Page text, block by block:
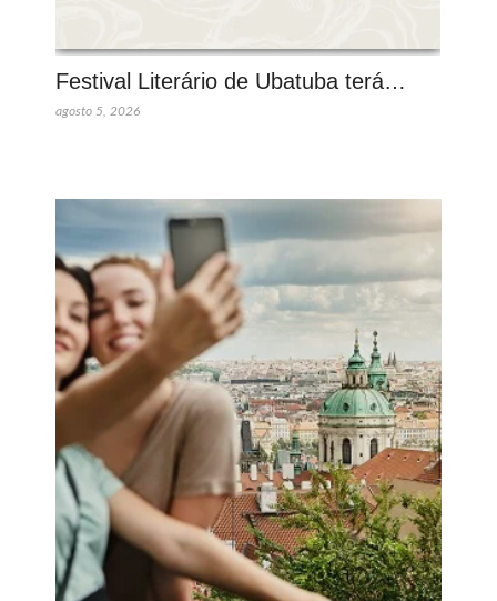
Festival Literário de Ubatuba terá…
agosto 5, 2026